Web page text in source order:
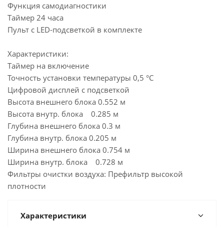
Функция самодиагностики
Таймер 24 часа
Пульт с LED-подсветкой в комплекте
Характеристики:
Таймер на включение
Точность установки температуры 0,5 °С
Цифровой дисплей с подсветкой
Высота внешнего блока 0.552 м
Высота внутр. блока 0.285 м
Глубина внешнего блока 0.3 м
Глубина внутр. блока 0.205 м
Ширина внешнего блока 0.754 м
Ширина внутр. блока 0.728 м
Фильтры очистки воздуха: Префильтр высокой
плотности
Характеристики